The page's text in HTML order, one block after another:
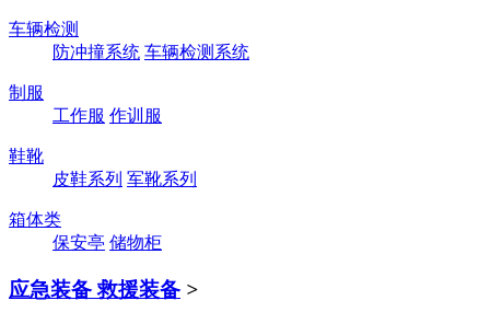
车辆检测
防冲撞系统 车辆检测系统
制服
工作服 作训服
鞋靴
皮鞋系列 军靴系列
箱体类
保安亭 储物柜
应急装备 救援装备 >